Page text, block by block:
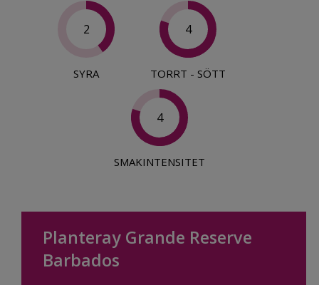
2
SYRA
4
TORRT - SÖTT
4
SMAKINTENSITET
Planteray Grande Reserve
Barbados